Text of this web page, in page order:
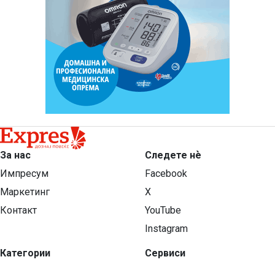
За нас
Импресум
Маркетинг
Контакт
Категории
Следете нѐ
Facebook
X
YouTube
Instagram
Сервиси